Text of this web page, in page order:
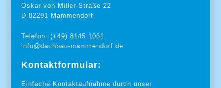
Oskar-von-Miller-Straße 22
D-82291 Mammendorf
Telefon: (+49) 8145 1061
info@dachbau-mammendorf.de
Kontaktformular:
Einfache Kontaktaufnahme durch unser